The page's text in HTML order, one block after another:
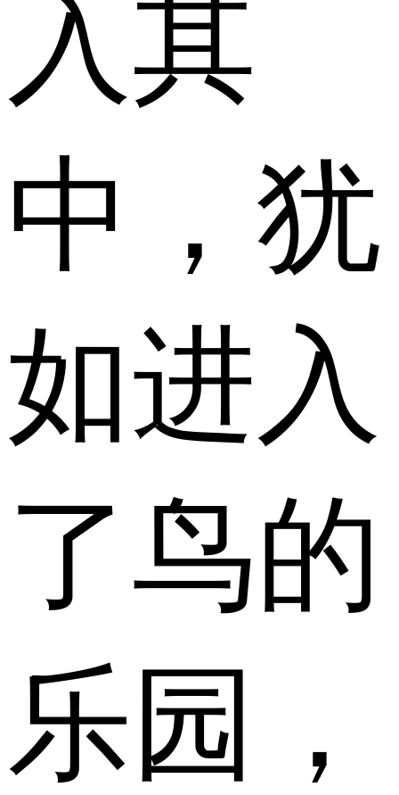
入其
中，犹
如进入
了鸟的
乐园，